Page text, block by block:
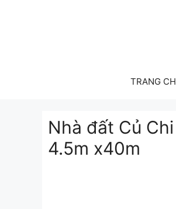
TRANG
Nhà đất Củ
4.5m x40m